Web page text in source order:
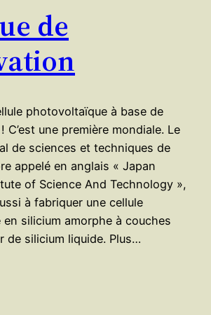
de
photovoltaïque à base de
C’est une première mondiale. Le
de sciences et techniques de
appelé en anglais « Japan
of Science And Technology »,
à fabriquer une cellule
silicium amorphe à couches
de silicium liquide. Plus…